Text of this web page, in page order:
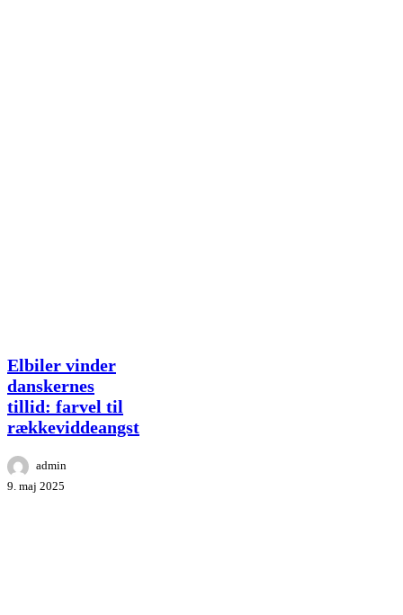
Elbiler
vinder
danskernes
tillid:
farvel
rækkeviddeangst
Elbiler vinder
danskernes
tillid: farvel til
rækkeviddeangst
admin
9. maj 2025